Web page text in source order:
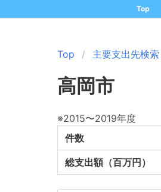
Top
Top 主要支出先検索
高岡市
※2015〜2019年度
件数
総支出額（百万円）